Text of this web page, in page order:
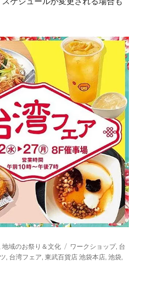
地域のお祭り＆文化
タ
グ
ワークショップ, 台
, 台湾フェア,東武百貨店 池袋本店,池袋,